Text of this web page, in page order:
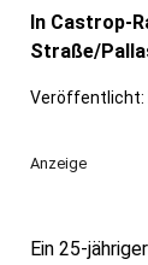
In Castrop-
Straße/
Veröffentlicht:
Anzeige
Ein 25-